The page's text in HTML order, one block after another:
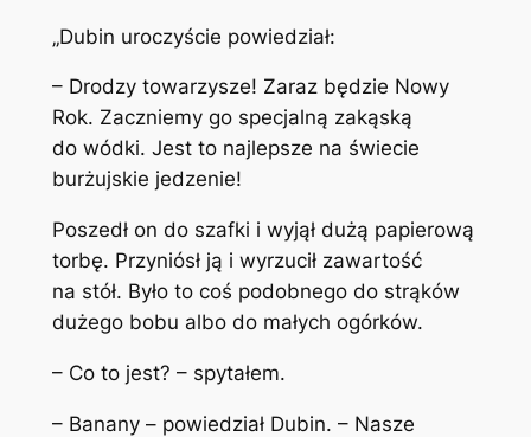
„Dubin uroczyście powiedział:
– Drodzy towarzysze! Zaraz będzie Nowy
Rok. Zaczniemy go specjalną zakąską
do wódki. Jest to najlepsze na świecie
burżujskie jedzenie!
Poszedł on do szafki i wyjął dużą papierową
torbę. Przyniósł ją i wyrzucił zawartość
na stół. Było to coś podobnego do strąków
dużego bobu albo do małych ogórków.
– Co to jest? – spytałem.
– Banany – powiedział Dubin. – Nasze